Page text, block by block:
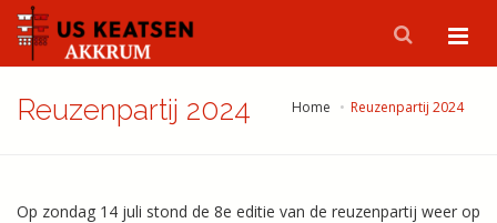
Home Reuzenpartij 2024
Reuzenpartij 2024
Op zondag 14 juli stond de 8e editie van de reuzenpartij weer op